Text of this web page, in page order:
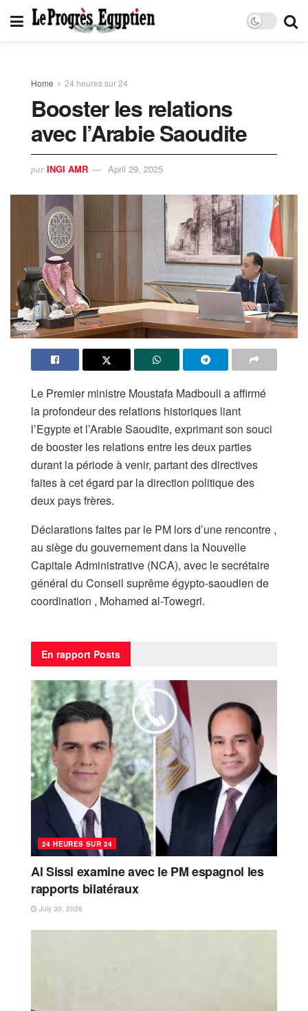
Home 24 heures sur 24
Booster les relations
avec l’Arabie Saoudite
par INGI AMR April 29, 2025
Le Premier ministre Moustafa Madbouli a affirmé
la profondeur des relations historiques liant
l’Egypte et l’Arabie Saoudite, exprimant son souci
de booster les relations entre les deux parties
durant la période à venir, partant des directives
faites à cet égard par la direction politique des
deux pays frères.
Déclarations faites par le PM lors d’une rencontre ,
au siège du gouvernement dans la Nouvelle
Capitale Administrative (NCA), avec le secrétaire
général du Conseil suprême égypto-saoudien de
coordination , Mohamed al-Towegri.
En rapport Posts
24 HEURES SUR 24
Al Sissi examine avec le PM espagnol les
rapports bilatéraux
July 30, 2026